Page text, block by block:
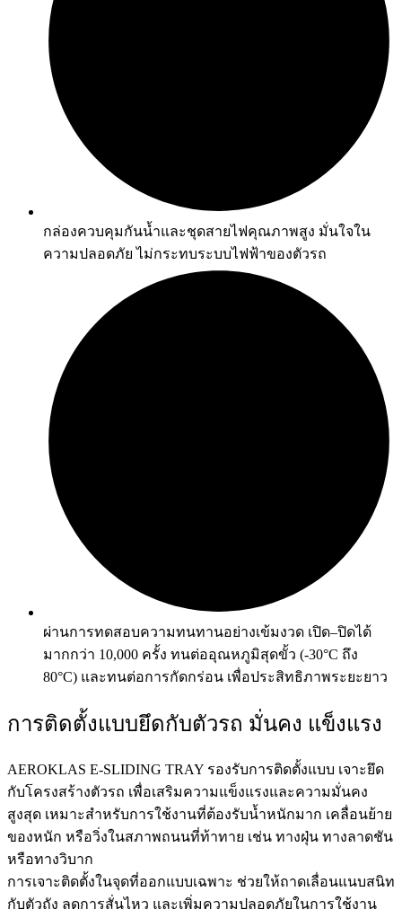
กล่องควบคุมกันน้ำและชุดสายไฟคุณภาพสูง มั่นใจใน
ความปลอดภัย ไม่กระทบระบบไฟฟ้าของตัวรถ
ผ่านการทดสอบความทนทานอย่างเข้มงวด เปิด–ปิดได้
มากกว่า 10,000 ครั้ง ทนต่ออุณหภูมิสุดขั้ว (-30°C ถึง
80°C) และทนต่อการกัดกร่อน เพื่อประสิทธิภาพระยะยาว
การติดตั้งแบบยึดกับตัวรถ มั่นคง แข็งแรง
AEROKLAS E-SLIDING TRAY รองรับการติดตั้งแบบ เจาะยึด
กับโครงสร้างตัวรถ เพื่อเสริมความแข็งแรงและความมั่นคง
สูงสุด เหมาะสำหรับการใช้งานที่ต้องรับน้ำหนักมาก เคลื่อนย้าย
ของหนัก หรือวิ่งในสภาพถนนที่ท้าทาย เช่น ทางฝุ่น ทางลาดชัน
หรือทางวิบาก
การเจาะติดตั้งในจุดที่ออกแบบเฉพาะ ช่วยให้ถาดเลื่อนแนบสนิท
กับตัวถัง ลดการสั่นไหว และเพิ่มความปลอดภัยในการใช้งาน